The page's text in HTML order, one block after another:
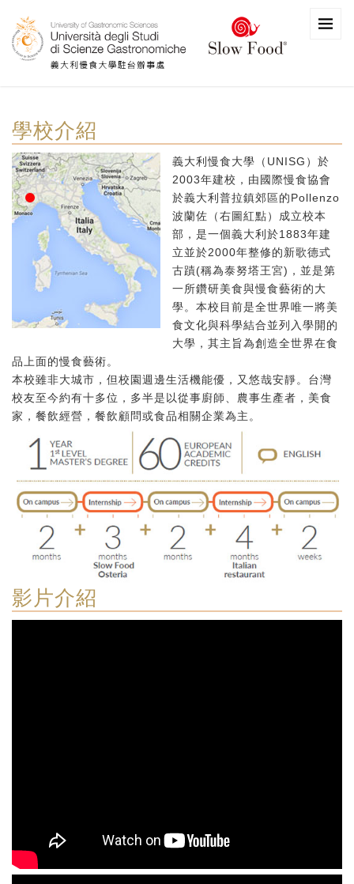
學校介紹
義大利慢食大學（UNISG）於
2003年建校，由國際慢食協會
於義大利普拉鎮郊區的Pollenzo
波蘭佐（右圖紅點）成立校本
部，是一個義大利於1883年建
立並於2000年整修的新歌德式
古蹟(稱為泰努塔王宮)，並是第
一所鑽研美食與慢食藝術的大
學。本校目前是全世界唯一將美
食文化與科學結合並列入學開的
大學，其主旨為創造全世界在食
品上面的慢食藝術。
本校雖非大城市，但校園週邊生活機能優，又悠哉安靜。台灣
校友至今約有十多位，多半是以從事廚師、農事生產者，美食
家，餐飲經營，餐飲顧問或食品相關企業為主。
影片介紹